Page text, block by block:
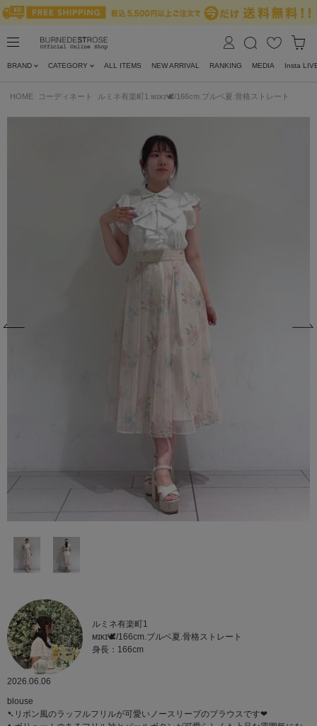
BRAND CATEGORY ALL ITEMS NEW ARRIVAL RANKING MEDIA Insta
HOME コーディネート ルミネ有楽町1 ᴍɪᴋɪ🕊/166cm.ブルベ夏.骨格ストレート
ルミネ有楽町1
ᴍɪᴋɪ🕊/166cm.ブルベ夏.骨格ストレート
身長：166cm
2026.06.06
blouse
➷リボン風のラッフルフリルが可愛いノースリーブのブラウスです‪‪❤︎‬